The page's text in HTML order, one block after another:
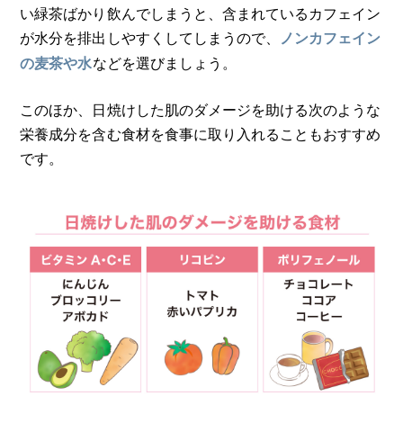
い緑茶ばかり飲んでしまうと、含まれているカフェイン
が水分を排出しやすくしてしまうので、
ノンカフェイン
の麦茶や水などを選びましょう。
このほか、日焼けした肌のダメージを助ける次のような
栄養成分を含む食材を食事に取り入れることもおすすめ
です。